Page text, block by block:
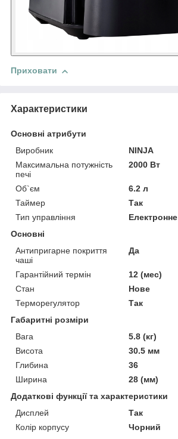
Приховати
Характеристики
Основні атрибути
Виробник
NINJA
Максимальна потужність
печі
2000 Вт
Об`єм
6.2 л
Таймер
Так
Тип управління
Електронне
Основні
Антипригарне покриття
чаші
Да
Гарантійний термін
12 (мес)
Стан
Нове
Терморегулятор
Так
Габаритні розміри
Вага
5.8 (кг)
Висота
30.5 мм
Глибина
36
Ширина
28 (мм)
Додаткові функції та характеристики
Дисплей
Так
Колір корпусу
Чорний